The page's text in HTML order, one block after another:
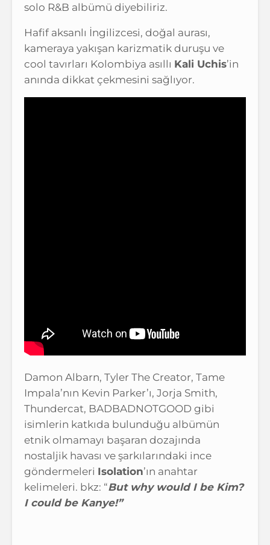
solo R&B albümü diyebiliriz.
Hafif aksanlı İngilizcesi, doğal aurası,
kameraya yakışan karizmatik duruşu ve
cool tavırları Kolombiya asıllı Kali Uchis’in
anında dikkat çekmesini sağlıyor.
Damon Albarn, Tyler The Creator, Tame
Impala’nın Kevin Parker’ı, Jorja Smith,
Thundercat, BADBADNOTGOOD gibi
isimlerin katkıda bulunduğu albümün
etnik olmamayı başaran dozajında
nostaljik havası ve şarkılarındaki ince
göndermeleri Isolation’ın anahtar
kelimeleri. bkz: “But why would I be Kim?
I could be Kanye!”